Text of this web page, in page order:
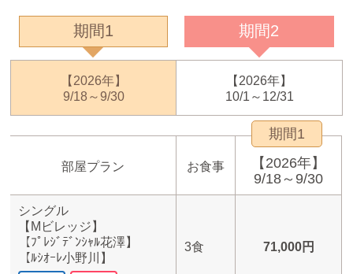
期間1 期間2
【2026年】
9/18～9/30
【2026年】
10/1～12/31
部屋プラン お食事
期間1
【2026年】
9/18～9/30
シングル
【Mビレッジ】
【ﾌﾟﾚｼﾞﾃﾞﾝｼｬﾙ花澤】
【ﾙｼｵｰﾚ小野川】
3食 71,000円